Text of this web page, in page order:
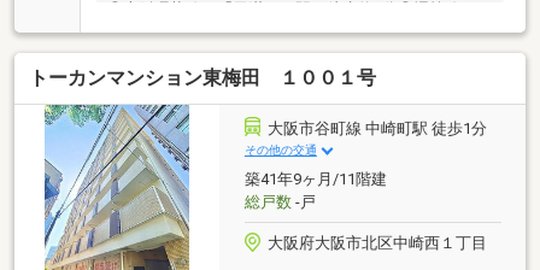
「扇町」 徒歩約9分◎谷町線 「天神橋筋六丁
目」 徒歩約13分（物件）◎専有面積 61.6㎡♪◎7階
角住戸♪全部屋窓有♪◎3LDKと部屋数が多く、お子様が
多くても安心です♪◎南向き♪写真だけでは分からない
「広さ」や「質感」を現地で体感しませんか？ネット
予約なら24時間いつでも受付中。ワンタップで簡単に
枠を確保できます！まずは【見学予約する】より、お
気軽にご希望の日程を選んでください♪
トーカンマンション東梅田 １００１号
大阪市谷町線 中崎町駅 徒歩1分
その他の交通
築41年9ヶ月/11階建
総戸数-戸
大阪府大阪市北区中崎西１丁目